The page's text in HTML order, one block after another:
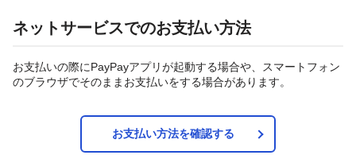
ネットサービスでのお支払い方法
お支払いの際にPayPayアプリが起動する場合や、スマートフォン
のブラウザでそのままお支払いをする場合があります。
お支払い方法を確認する